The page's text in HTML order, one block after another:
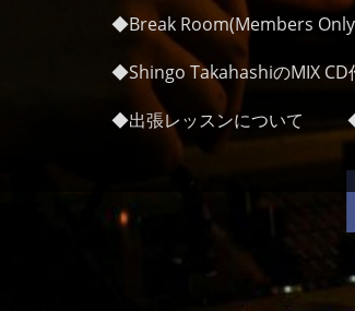
メインメニュー
◆Break Room(Members
◆Shingo TakahashiのMIX CD
◆出張レッスンについて